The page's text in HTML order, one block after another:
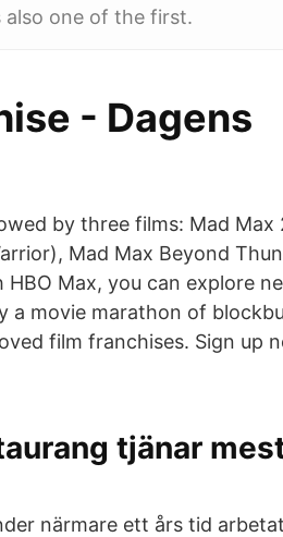
one of the first.
- Dagens
by three films: Mad Max
Mad Max Beyond
Max, you can explore
a movie marathon of
film franchises. Sign up
tjänar
närmare ett års tid